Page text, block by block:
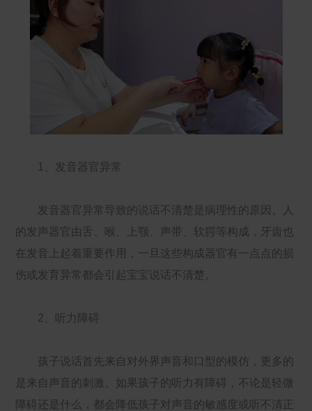
1、发音器官异常
发音器官异常导致的说话不清楚是病理性的原因。人
的发声器官由舌、喉、上颚、声带、软腭等构成，牙齿也
在发音上起着重要作用，一旦这些构成器官有一点点的损
伤或发育异常都会引起宝宝说话不清楚。
2、听力障碍
孩子说话首先来自对外界声音和口型的模仿，更多的
是来自声音的刺激。如果孩子的听力有障碍，不论是轻微
障碍还是什么，都会降低孩子对声音的敏感度或听不清正